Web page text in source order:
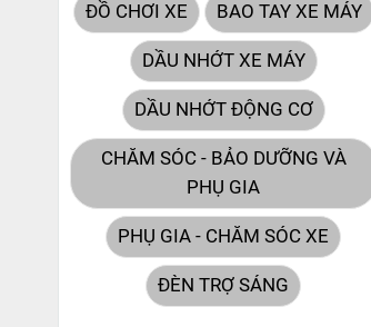
ĐỒ CHƠI XE BAO TAY XE MÁY
DẦU NHỚT XE MÁY
DẦU NHỚT ĐỘNG CƠ
CHĂM SÓC - BẢO DƯỠNG VÀ
PHỤ GIA
PHỤ GIA - CHĂM SÓC XE
ĐÈN TRỢ SÁNG